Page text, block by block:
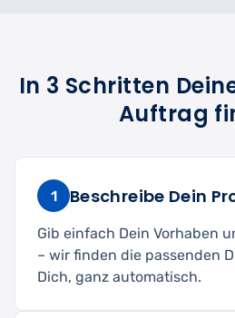
In 3 Schritten
Auftrag
1 Beschreibe Dein
Gib einfach Dein Vorhaben
– wir finden die passenden
Dich, ganz automatisch.